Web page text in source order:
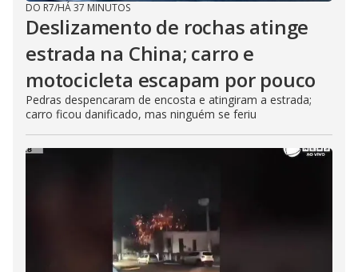
DO R7/HÁ 37 MINUTOS
Deslizamento de rochas atinge
estrada na China; carro e
motocicleta escapam por pouco
Pedras despencaram de encosta e atingiram a estrada;
carro ficou danificado, mas ninguém se feriu